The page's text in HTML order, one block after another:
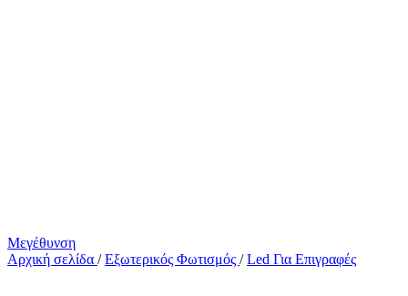
Μεγέθυνση
Αρχική σελίδα / Εξωτερικός Φωτισμός / Led Για Επιγραφές